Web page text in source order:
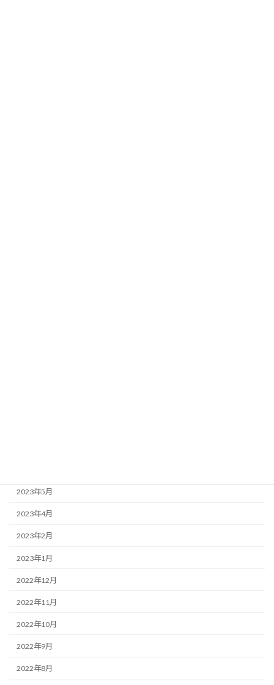
2023年5月
2023年4月
2023年2月
2023年1月
2022年12月
2022年11月
2022年10月
2022年9月
2022年8月